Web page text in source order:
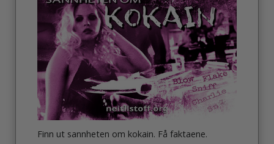
Finn ut sannheten om kokain. Få faktaene.